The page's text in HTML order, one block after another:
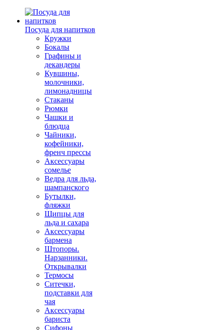
Посуда для напитков
Кружки
Бокалы
Графины и
декандеры
Кувшины,
молочники,
лимонадницы
Стаканы
Рюмки
Чашки и
блюдца
Чайники,
кофейники,
френч прессы
Аксессуары
сомелье
Ведра для льда,
шампанского
Бутылки,
фляжки
Щипцы для
льда и сахара
Аксессуары
бармена
Штопоры.
Нарзанники.
Открывалки
Термосы
Ситечки,
подставки для
чая
Аксессуары
бариста
Сифоны